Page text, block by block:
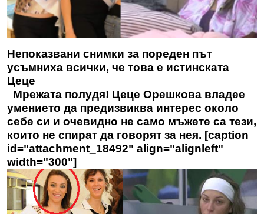
Непоказвани снимки за пореден път
усъмниха всички, че това е истинската
Цеце
Мрежата полудя! Цеце Орешкова владее
умението да предизвиква интерес около
себе си и очевидно не само мъжете са тези,
които не спират да говорят за нея. [caption
id="attachment_18492" align="alignleft"
width="300"]